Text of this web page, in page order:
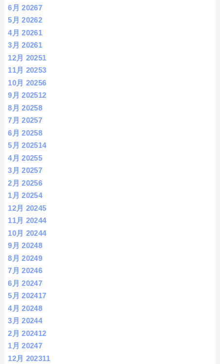
6月 20267
5月 20262
4月 20261
3月 20261
12月 20251
11月 20253
10月 20256
9月 202512
8月 20258
7月 20257
6月 20258
5月 202514
4月 20255
3月 20257
2月 20256
1月 20254
12月 20245
11月 20244
10月 20244
9月 20248
8月 20249
7月 20246
6月 20247
5月 202417
4月 20248
3月 20244
2月 202412
1月 20247
12月 202311